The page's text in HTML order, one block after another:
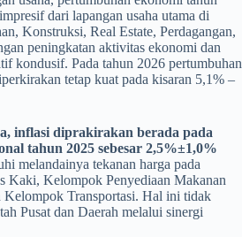
dari lapangan usaha utama di
Konstruksi, Real Estate, Perdagangan,
peningkatan aktivitas ekonomi dan
kondusif. Pada tahun 2026 pertumbuhan
tetap kuat pada kisaran 5,1% –
inflasi diprakirakan berada pada
tahun 2025 sebesar 2,5%±1,0%
melandainya tekanan harga pada
Kaki, Kelompok Penyediaan Makanan
Kelompok Transportasi. Hal ini tidak
Pusat dan Daerah melalui sinergi